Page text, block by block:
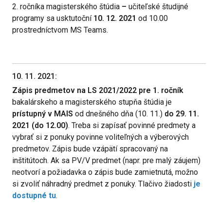
2. ročníka magisterského štúdia – učiteľské študijné
programy sa usktutoční 10. 12. 2021 od 10.00
prostredníctvom MS Teams.
10. 11. 2021:
Zápis predmetov na LS 2021/2022 pre 1. ročník
bakalárskeho a magisterského stupňa štúdia je
prístupný v MAIS od dnešného dňa (10. 11.) do 29. 11.
2021 (do 12.00). Treba si zapísať povinné predmety a
vybrať si z ponuky povinne voliteľných a výberových
predmetov. Zápis bude vzápätí spracovaný na
inštitútoch. Ak sa PV/V predmet (napr. pre malý záujem)
neotvorí a požiadavka o zápis bude zamietnutá, možno
si zvoliť náhradný predmet z ponuky. Tlačivo žiadosti je
dostupné tu.